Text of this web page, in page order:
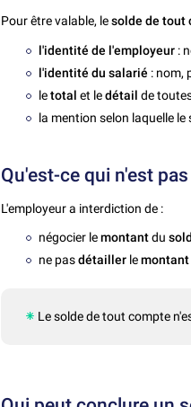
Pour être valable, lesolde de tout
l'identité de l'employeur :
l'identité du salarié : nom,
letotalet ledétail de
la mention selon laquelle
Qu'est-ce qui n'est
L'employeur a interdiction de :
négocier lemontantdu
ne pasdétailler lemontant
Le solde de tout compte